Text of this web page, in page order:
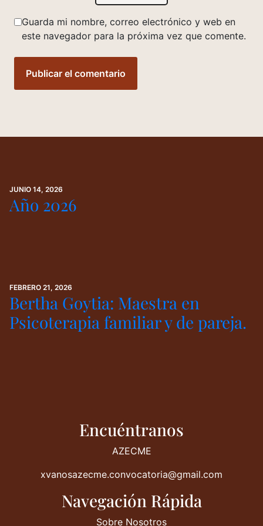
Guarda mi nombre, correo electrónico y web en
este navegador para la próxima vez que comente.
JUNIO 14, 2026
Año 2026
FEBRERO 21, 2026
Bertha Goytia: Maestra en
Psicoterapia familiar y de pareja.
Encuéntranos
AZECME
xvanosazecme.convocatoria@gmail.com
Navegación Rápida
Sobre Nosotros